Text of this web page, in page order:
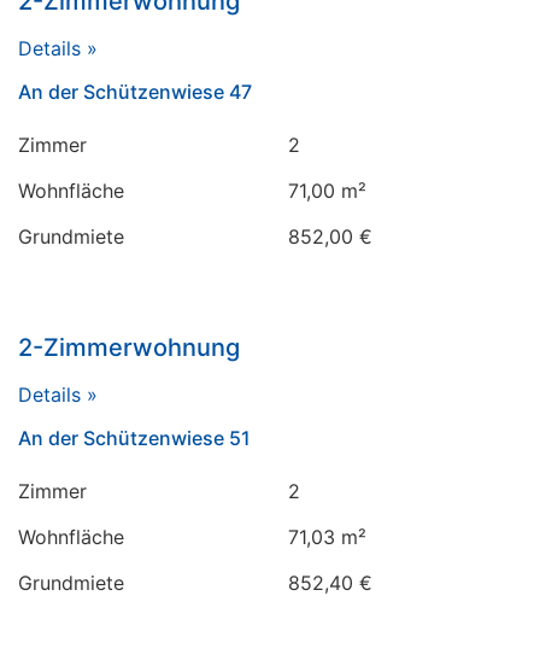
Details »
An der Schützenwiese 47
Zimmer
2
Wohnfläche
71,00 m²
Grundmiete
852,00 €
2-Zimmerwohnung
Details »
An der Schützenwiese 51
Zimmer
2
Wohnfläche
71,03 m²
Grundmiete
852,40 €